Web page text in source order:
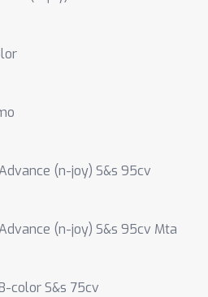
(n-joy) S&s 95cv
(n-joy) S&s 95cv Mta
color S&s 75cv